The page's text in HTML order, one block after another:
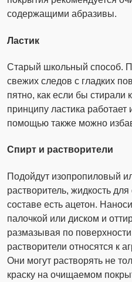
содержащими абразивы.
Ластик
Старый школьный способ.
свежих следов с гладких
пятно, как если бы
принципу ластика
помощью также можно
Спирт и растворители
Подойдут изопропиловый
растворитель, жидкость
составе есть ацетон.
палочкой или диском и
размазывая по
растворители относятся к
Они могут растворять не
краску на очищаемом